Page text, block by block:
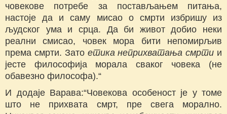
човекове потребе за постављањем питања,
настоје да и саму мисао о смрти избришу из
људског ума и срца. Да би живот добио неки
реални смисао, човек мора бити непомирљив
према смрти. Зато етика неприхватања смрти и
јесте философија морала сваког човека (не
обавезно философа).“
И додаје Варава:“Човекова особеност је у томе
што не прихвата смрт, пре свега морално.